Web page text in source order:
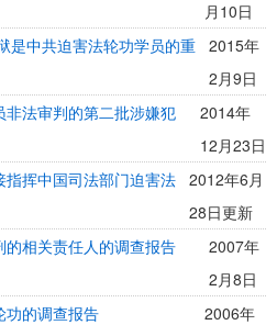
月10日
是中共迫害法轮功学员的重 2015年
2月9日
法审判的第二批涉嫌犯
2014年
12月23日
挥中国司法部门迫害法
2012年6月
28日更新
相关责任人的调查报告
2007年
2月8日
功的调查报告
2006年